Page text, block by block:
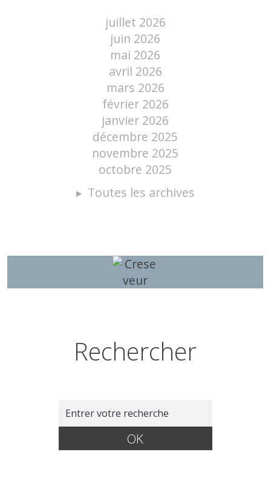
juillet 2026
juin 2026
mai 2026
avril 2026
mars 2026
février 2026
janvier 2026
décembre 2025
novembre 2025
octobre 2025
Toutes les archives
Rechercher